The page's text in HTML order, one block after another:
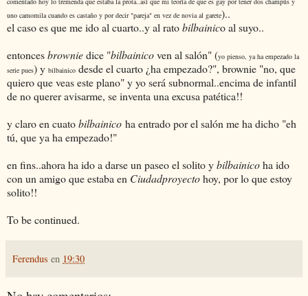
uno camomila cuando es castaño y por decir "pareja" en vez de novia al garete)..
el caso es que me ido al cuarto..y al ratobilbainico al suyo..
entoncesbrowniedice "bilbainicoven al salón" (yo pienso, ya ha empezado la
serie pues) y bilbainico desde el cuarto ¿ha empezado?", brownie "no, que
quiero que veas este plano" y yo será subnormal..encima de infantil
de no querer avisarme, se inventa una excusa patética!!
y claro en cuatobilbainico ha entrado por el salón me ha dicho "eh
tú, que ya ha empezado!"
en fins..ahora ha ido a darse un paseo el solito ybilbainicoha ido
con un amigo que estaba en Ciudadproyectohoy, por lo que estoy
solito!!
To be continued.
Ferendus en 19:30